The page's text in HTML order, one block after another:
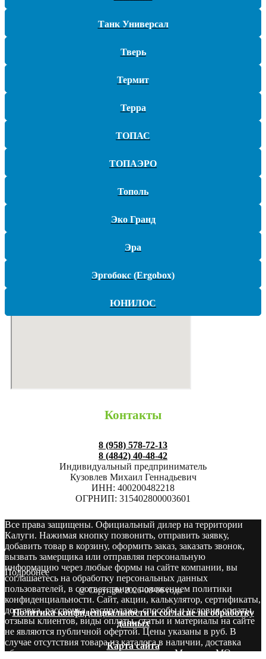
Танк Универсал
Тверь
Термит
Терра
ТОПАС
ТОПАЭРО
Тополь
Эко Гранд
Эра
Эргобокс (Ergobox)
ЮНИЛОС
автономной канализации?
Контакты
8 (958) 578-72-13
8 (4842) 40-48-42
Индивидуальный предприниматель
Кузовлев Михаил Геннадьевич
ИНН: 400200482218
ОГРНИП: 315402800003601
Все права защищены. Официальный дилер на территории
Калуги. Нажимая кнопку позвонить, отправить заявку,
добавить товар в корзину, оформить заказ, заказать звонок,
вызвать замерщика или отправляя персональную
информацию через любые формы на сайте компании, вы
соглашаетесь на обработку персональных данных
пользователей, в соответствии с положением политики
конфиденциальности. Сайт, акции, калькулятор, сертификаты,
доставка, рассрочка, распродажа, способы и условия оплаты,
отзывы клиентов, виды оплаты, статьи и материалы на сайте
не являются публичной офертой. Цены указаны в руб. В
случае отсутствия товара из каталога в наличии, доставка
оборудования производится со складов в Москве и МО.
Подробнее
@ Copyright 2026-08-06 года
Политика конфиденциальности и согласие на обработку
данных
Карта сайта